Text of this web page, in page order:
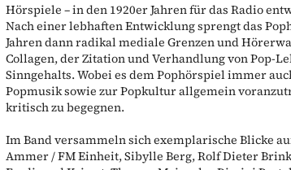
Hörspiele – in den 1920er Jahren für das Radio
Nach einer lebhaften Entwicklung sprengt das
Jahren dann radikal mediale Grenzen und
Collagen, der Zitation und Verhandlung von Pop-
Sinngehalts. Wobei es dem Pophörspiel immer
Popmusik sowie zur Popkultur allgemein
kritisch zu begegnen.
Im Band versammeln sich exemplarische Blicke
Ammer / FM Einheit, Sibylle Berg, Rolf Dieter